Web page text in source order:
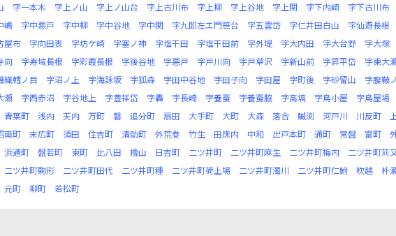
字一本木 字上ノ山 字上ノ山台 字上古川布 字上柳 字上谷地 字上関 字下内崎 字下古川布
嶋 字中悪戸 字中柳 字中谷地 字中関 字九郎左エ門笹台 字五雲岱 字仁井田白山 字仙遊長根
屋布 字向田表 字坊ケ崎 字塞ノ神 字塩干田 字塩干田前 字外堤 字大内田 字大台野 字大塚
向 字寿域長根 字彩霞長根 字後谷地 字悪戸 字戸川向 字戸草沢 字新山前 字昇平岱 字東大
織轌ノ目 字沼ノ上 字海詠坂 字狐森 字田中谷地 字田子向 字田屋 字町後 字砂留山 字腹鞁
瀬 字西赤沼 字谷地上 字豊祥岱 字轟 字長崎 字養蚕 字養蚕脇 字高塙 字鳥小屋 字鳥屋場
青葉町 浅内 天内 万町 磐 追分町 扇田 大手町 大町 大森 落合 鰄渕 河戸川 川反町
南町 末広町 須田 住吉町 清助町 外荒巻 竹生 田床内 中和 出戸本町 通町 常盤 富町
浜通町 盤若町 東町 比八田 檜山 日吉町 二ツ井町 二ツ井町麻生 二ツ井町梅内 二ツ井町苅
二ツ井町駒形 二ツ井町田代 二ツ井町種 二ツ井町荷上場 二ツ井町濁川 二ツ井町仁鮒 吹越 朴
元町 柳町 若松町